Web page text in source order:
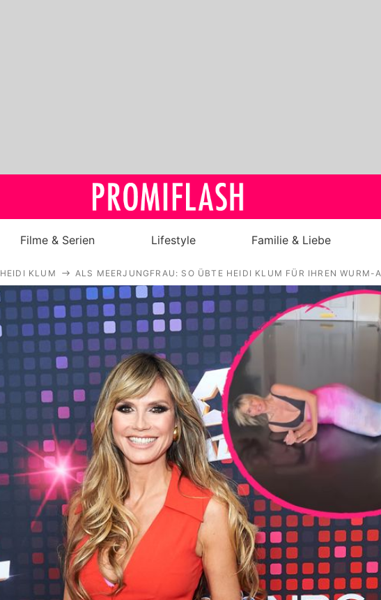
Royals
Stars
Filme & Serien
Lifestyle
Familie & Liebe
Promiflash Exklusiv
Alle Themen auf Promiflash
Jobs
App runterladen
Redaktionelle Richtlinien
Filme & Serien Lifestyle Familie & Liebe
HEIDI KLUM ALS MEERJUNGFRAU: SO ÜBTE HEIDI KLUM FÜR IHREN WURM-